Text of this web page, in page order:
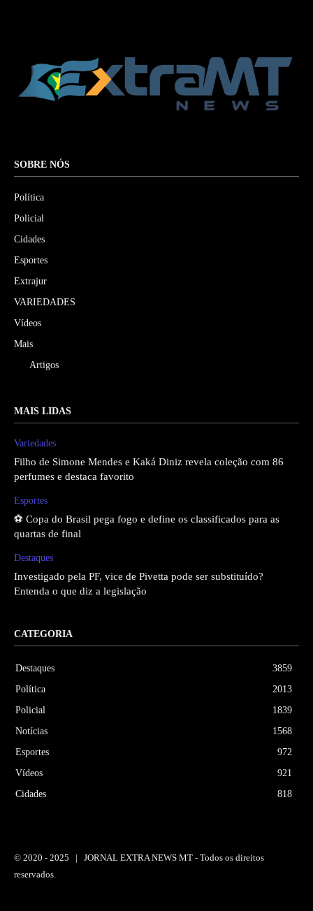
SOBRE NÓS
Política
Policial
Cidades
Esportes
Extrajur
VARIEDADES
Vídeos
Mais
Artigos
MAIS LIDAS
Variedades
Filho de Simone Mendes e Kaká Diniz revela coleção com 86
perfumes e destaca favorito
Esportes
⚽ Copa do Brasil pega fogo e define os classificados para as
quartas de final
Destaques
Investigado pela PF, vice de Pivetta pode ser substituído?
Entenda o que diz a legislação
CATEGORIA
Destaques
3859
Política
2013
Policial
1839
Notícias
1568
Esportes
972
Vídeos
921
Cidades
818
© 2020 - 2025 | JORNAL EXTRA NEWS MT - Todos os direitos
reservados.